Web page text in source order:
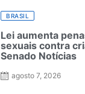
BRASIL
Lei aumenta
sexuais contra
Senado Notícias
agosto 7, 2026